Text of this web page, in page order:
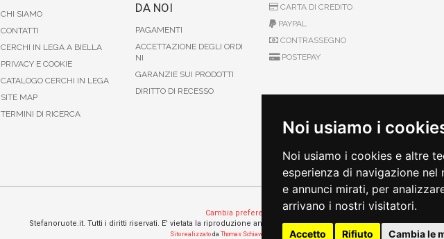
Noi usiamo i
Noi usiamo i cookies e altre
esperienza di navigazione
e annunci mirati, per
arrivano i nostri visitatori.
Accetto Rifiuto Cambia le
CHI SIAMO
CONTATTI
CERCHI IN LEGA A BIELLA
PRIVACY E COOKIE
CATALOGO CERCHI IN LEGA
SITE MAP
TERMINI DI RICERCA
DA NOI
PAGAMENTI
ACCETTAZIONE DEGLI ORDI
NI
GARANZIE SUI PRODOTTI
DIRITTO DI RECESSO
CARTA DI CREDITO
PAYPAL
CONTRASSEGNO
POSTEPAY
Cambia preferenze sui cookie
Stefanoruote.it. Tutti i diritti riservati. E' vietata la riproduzione anche parziali. Prezzi e promozioni validi salvo
Sito realizzato da Thomas Schiavello - Sviluppatore Software Biella